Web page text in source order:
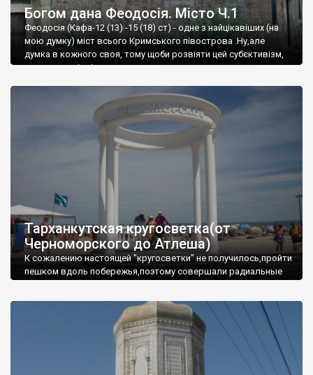
Богом дана Феодосія. Місто Ч.1
Феодосія (Кафа-12 (13) -15 (18) ст) - одне з найцікавіших (на
мою думку) міст всього Кримського півострова .Ну,але
думка в кожного своя, тому щоби розвіяти цей субєктивізм,
запрошую відвідати це
Тарханкутская кругосветка(от
Черноморского до Атлеша)
К сожалению настоящей "кругосветки" не получилось,пройти
пешком вдоль побережья,поэтому совершали радиальные